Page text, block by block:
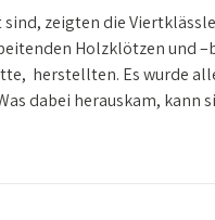
zeigten die
Holzklötzen und
herstellten. Es wurde
dabei herauskam, kann